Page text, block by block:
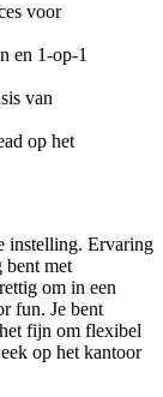
voor
en 1-op-1
van
op het
instelling. Ervaring
bent met
om in een
fun. Je bent
fijn om flexibel
op het kantoor